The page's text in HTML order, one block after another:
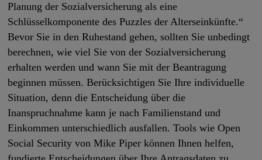
Planung der Sozialversicherung als eine
Schlüsselkomponente des Puzzles der Alterseinkünfte.“
Bevor Sie in den Ruhestand gehen, sollten Sie unbedingt
berechnen, wie viel Sie von der Sozialversicherung
erhalten werden und wann Sie mit der Beantragung
beginnen müssen. Berücksichtigen Sie Ihre individuelle
Situation, denn die Entscheidung über die
Inanspruchnahme kann je nach Familienstand und
Einkommen unterschiedlich ausfallen. Tools wie Open
Social Security von Mike Piper können Ihnen helfen,